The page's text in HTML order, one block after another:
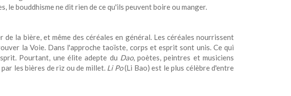
le bouddhisme ne dit rien de ce qu'ils peuvent boire ou manger.
de la bière, et même des céréales en général. Les céréales nourrissent
la Voie. Dans l'approche taoïste, corps et esprit sont unis. Ce qui
Pourtant, une élite adepte du Dao, poètes, peintres et musiciens
les bières de riz ou de millet. Li Po(Li Bao) est le plus célèbre d'entre